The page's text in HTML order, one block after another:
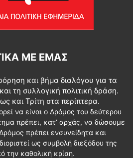
ΜΕ ΕΜΆΣ
και βήμα διαλόγου για τα
τη συλλογική πολιτική δράση.
και Τρίτη στα περίπτερα.
να είναι ο Δρόμος του δεύτερου
πρέπει, κατ’ αρχάς, να δώσουμε
πρέπει ενσυνείδητα και
ως συμβολή διεξόδου της
την καθολική κρίση.